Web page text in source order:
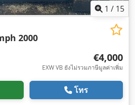
1 / 15
2000
€4,000
EXW VB ยังไม่รวมภาษีมูลค่าเพิ่ม
โทร